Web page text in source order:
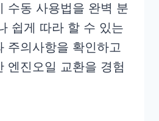
수동 사용법을 완벽 분
쉽게 따라 할 수 있는
주의사항을 확인하고
엔진오일 교환을 경험